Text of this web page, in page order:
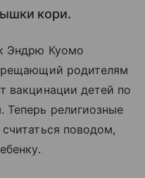
кори.
Эндрю Куомо
родителям
вакцинации детей по
Теперь религиозные
поводом,